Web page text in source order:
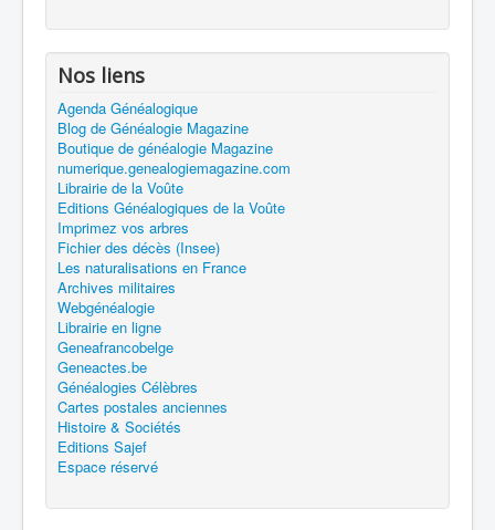
Nos liens
Agenda Généalogique
Blog de Généalogie Magazine
Boutique de généalogie Magazine
numerique.genealogiemagazine.com
Librairie de la Voûte
Editions Généalogiques de la Voûte
Imprimez vos arbres
Fichier des décès (Insee)
Les naturalisations en France
Archives militaires
Webgénéalogie
Librairie en ligne
Geneafrancobelge
Geneactes.be
Généalogies Célèbres
Cartes postales anciennes
Histoire & Sociétés
Editions Sajef
Espace réservé